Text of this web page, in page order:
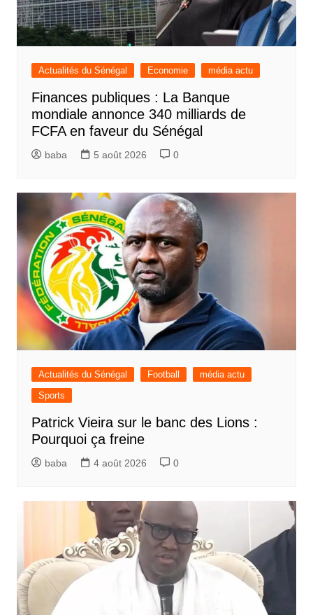
Actualités du Sénégal Economie média actu
Finances publiques : La Banque
mondiale annonce 340 milliards de
FCFA en faveur du Sénégal
baba 5 août 2026 0
Actualités du Sénégal Football
média actu
Sports
Patrick Vieira sur le banc des Lions :
Pourquoi ça freine
baba 4 août 2026 0